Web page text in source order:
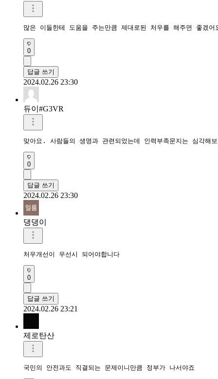
많은 이들한테 도움을 주는만큼 제대로된 처우를 해주면 좋겠어
0
답글 쓰기
2024.02.26 23:30
듀이#G3VR
맞아요. 사람들의 생명과 관련되었는데 인력부족문지는 심각해
0
답글 쓰기
2024.02.26 23:30
댕댕이
처우개선이 우선시 되어야합니다
0
답글 쓰기
2024.02.26 23:21
제로탄산
국민의 안전과도 직결되는 문제이니만큼 정부가 나서야죠